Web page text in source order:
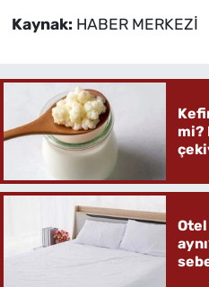
Kaynak: HABER MERKEZİ
mi?
Otel